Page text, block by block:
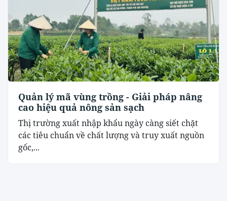
Quản lý mã vùng trồng - Giải pháp nâng
cao hiệu quả nông sản sạch
Thị trường xuất nhập khẩu ngày càng siết chặt
các tiêu chuẩn về chất lượng và truy xuất nguồn
gốc,...